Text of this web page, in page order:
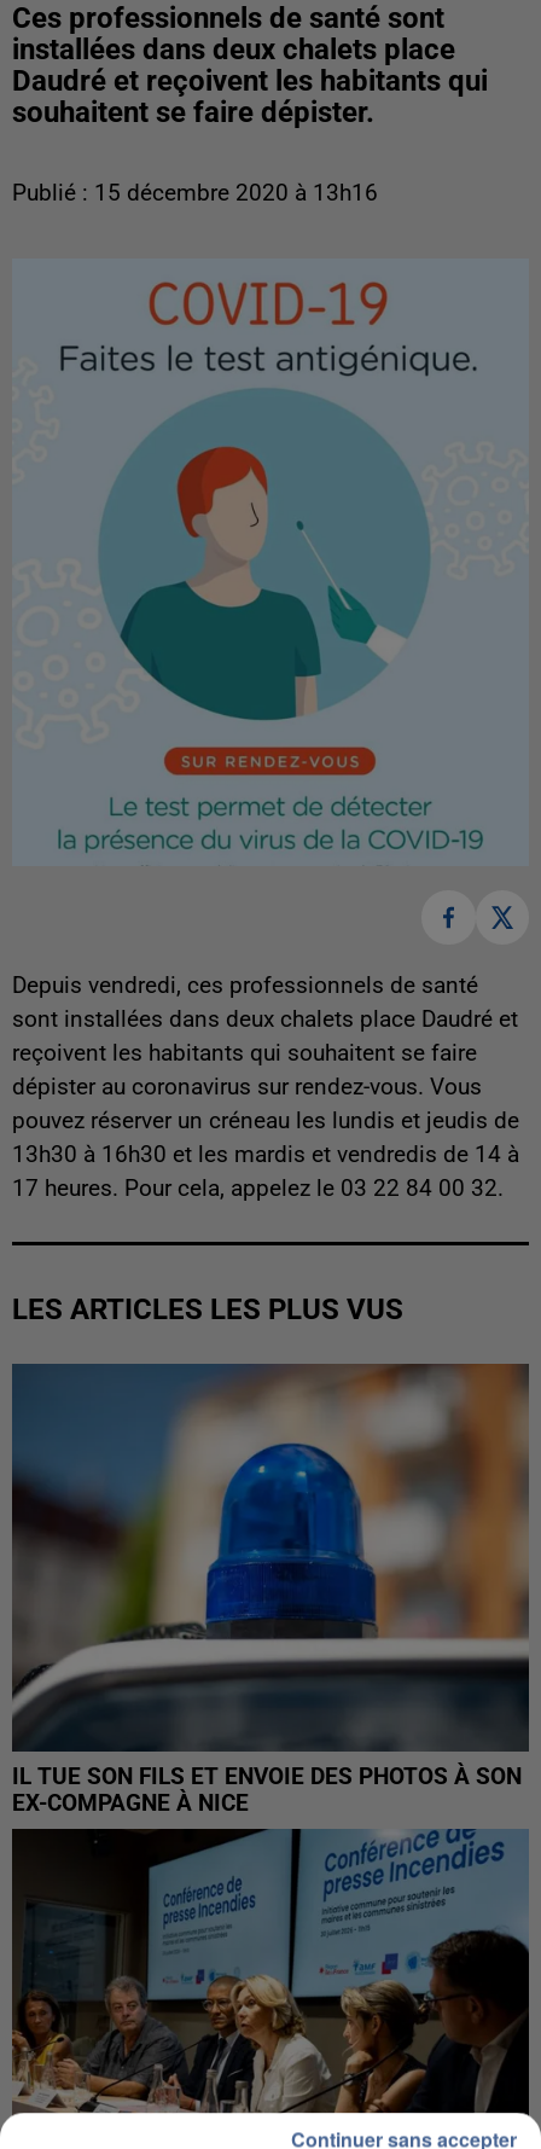
Ces professionnels de santé sont
installées dans deux chalets place
Daudré et reçoivent les habitants qui
souhaitent se faire dépister.
Publié : 15 décembre 2020 à 13h16
Depuis vendredi, ces professionnels de santé
sont installées dans deux chalets place Daudré et
reçoivent les habitants qui souhaitent se faire
dépister au coronavirus sur rendez-vous. Vous
pouvez réserver un créneau les lundis et jeudis de
13h30 à 16h30 et les mardis et vendredis de 14 à
17 heures. Pour cela, appelez le 03 22 84 00 32.
LES ARTICLES LES PLUS VUS
IL TUE SON FILS ET ENVOIE DES PHOTOS À SON
EX-COMPAGNE À NICE
Continuer sans accepter